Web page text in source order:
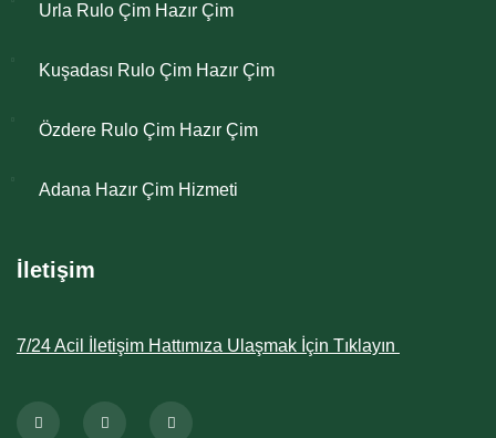
Urla Rulo Çim Hazır Çim
Kuşadası Rulo Çim Hazır Çim
Özdere Rulo Çim Hazır Çim
Adana Hazır Çim Hizmeti
İletişim
7/24 Acil İletişim Hattımıza Ulaşmak İçin Tıklayın